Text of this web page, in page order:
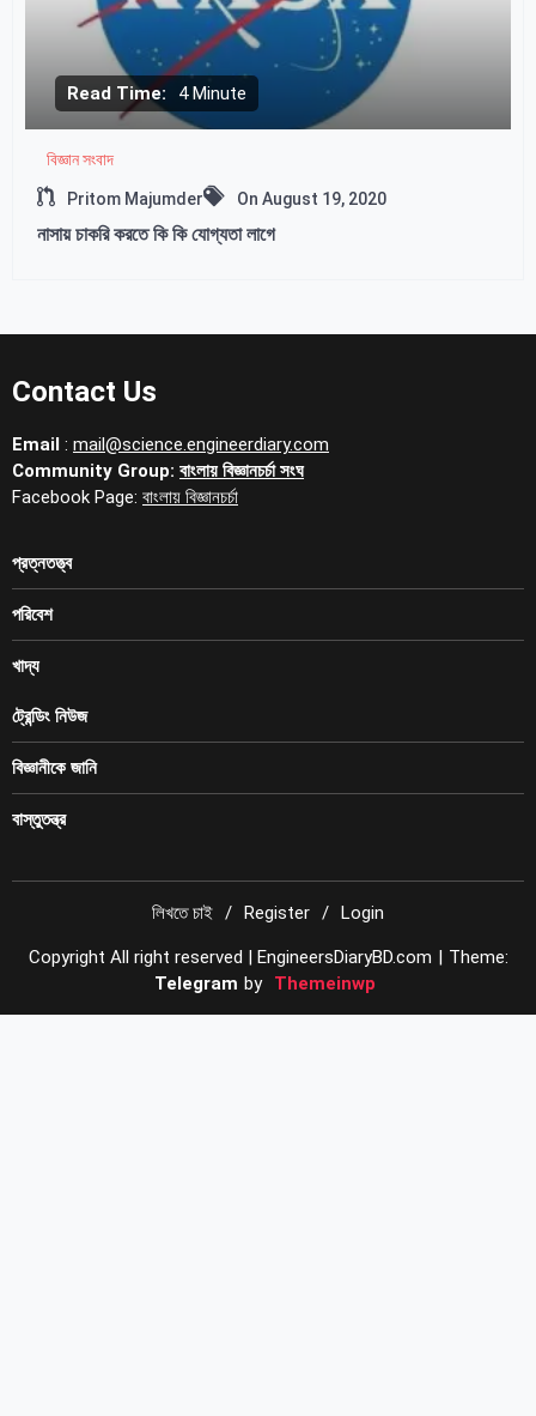
Read Time: 4 Minute
বিজ্ঞান সংবাদ
Pritom Majumder On August 19, 2020
নাসায় চাকরি করতে কি কি যোগ্যতা লাগে
Contact Us
Email : mail@science.engineerdiary.com
Community Group: বাংলায় বিজ্ঞানচর্চা সংঘ
Facebook Page: বাংলায় বিজ্ঞানচর্চা
প্রত্নতত্ত্ব
পরিবেশ
খাদ্য
ট্রেন্ডিং নিউজ
বিজ্ঞানীকে জানি
বাস্তুতন্ত্র
লিখতে চাই Register Login
Copyright All right reserved | EngineersDiaryBD.com | Theme:
Telegram by Themeinwp